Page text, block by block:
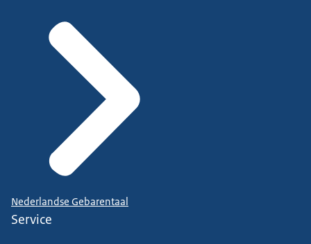
Nederlandse Gebarentaal
Service